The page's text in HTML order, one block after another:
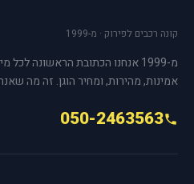
קונה רכבים לפירוק · מ-1999
מ-1999 אנחנו הכתובת הראשונה
אמינות, מהירות, ומחיר הוגן. זה מה
050-2463563